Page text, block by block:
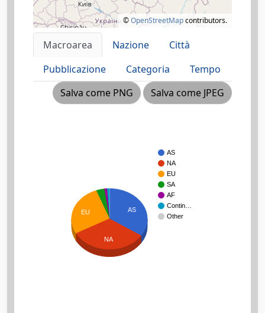
©OpenStreetMapcontributors.
Macroarea Nazione
Città
Pubblicazione
Categoria
Tempo
Salva come PNG
Salva come JPEG
AS
NA
EU
SA
AF
Contin…
Other
AS
EU
NA